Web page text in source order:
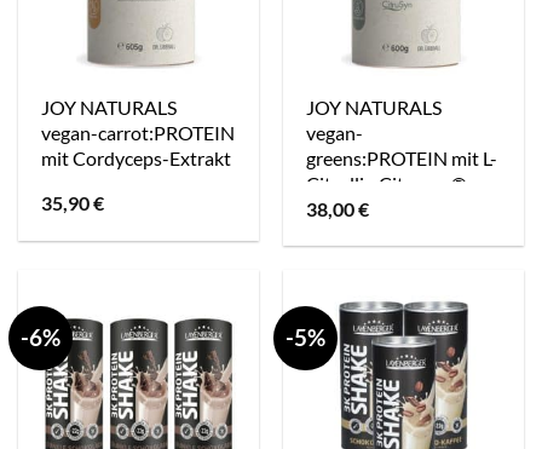
JOY NATURALS
vegan-carrot:PROTEIN
mit Cordyceps-Extrakt
35,90€
JOY NATURALS
vegan-
greens:PROTEIN mit L-
Citrullin Citrusyn®
38,00€
-6% -5%